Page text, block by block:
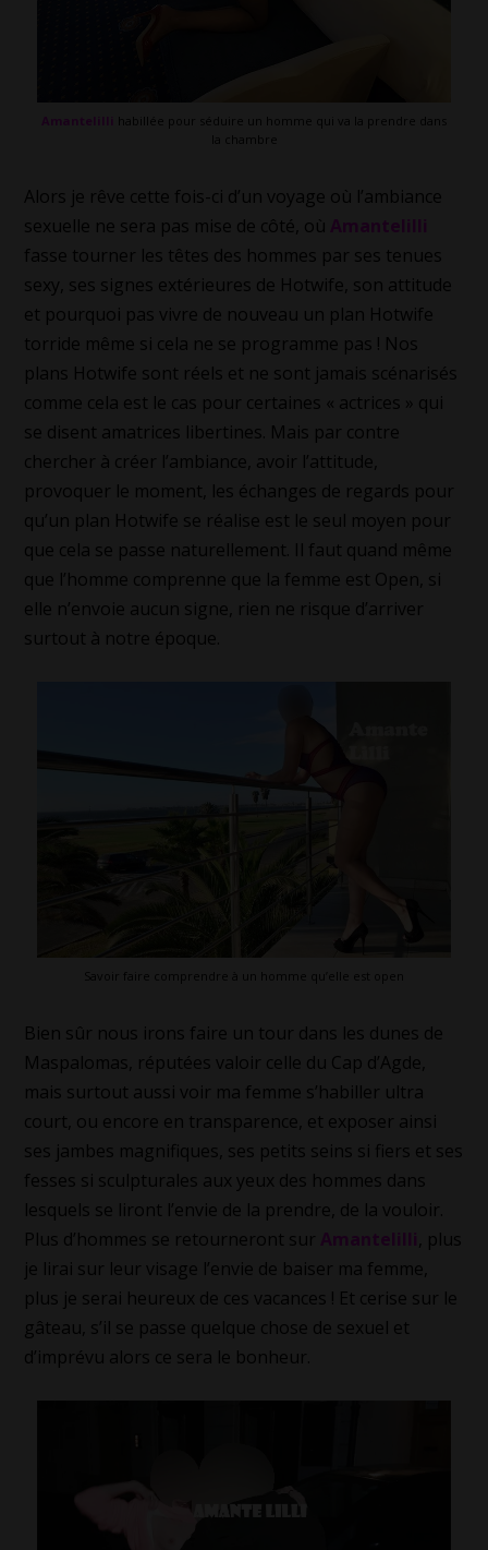
Amantelilli habillée pour séduire un homme qui va la prendre dans
la chambre
Alors je rêve cette fois-ci d’un voyage où l’ambiance
sexuelle ne sera pas mise de côté, où Amantelilli
fasse tourner les têtes des hommes par ses tenues
sexy, ses signes extérieures de Hotwife, son attitude
et pourquoi pas vivre de nouveau un plan Hotwife
torride même si cela ne se programme pas ! Nos
plans Hotwife sont réels et ne sont jamais scénarisés
comme cela est le cas pour certaines « actrices » qui
se disent amatrices libertines. Mais par contre
chercher à créer l’ambiance, avoir l’attitude,
provoquer le moment, les échanges de regards pour
qu’un plan Hotwife se réalise est le seul moyen pour
que cela se passe naturellement. Il faut quand même
que l’homme comprenne que la femme est Open, si
elle n’envoie aucun signe, rien ne risque d’arriver
surtout à notre époque.
Savoir faire comprendre à un homme qu’elle est open
Bien sûr nous irons faire un tour dans les dunes de
Maspalomas, réputées valoir celle du Cap d’Agde,
mais surtout aussi voir ma femme s’habiller ultra
court, ou encore en transparence, et exposer ainsi
ses jambes magnifiques, ses petits seins si fiers et ses
fesses si sculpturales aux yeux des hommes dans
lesquels se liront l’envie de la prendre, de la vouloir.
Plus d’hommes se retourneront sur Amantelilli , plus
je lirai sur leur visage l’envie de baiser ma femme,
plus je serai heureux de ces vacances ! Et cerise sur le
gâteau, s’il se passe quelque chose de sexuel et
d’imprévu alors ce sera le bonheur.